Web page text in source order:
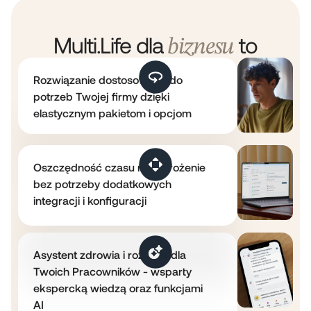
Danych Osobowych. Szczegółowe informacje o
przetwarzaniu Twoich danych osobowych znajdziesz w
Prywatności:
www.benefitsystems.pl/polityka-prywatnosci
Multi.Life dlabiznesu to
Rozwiązanie dostosowane do
potrzeb Twojej firmy dzięki
elastycznym pakietom i opcjom
Oszczędność czasu na wdrożenie
bez potrzeby dodatkowych
integracji i konfiguracji
Asystent zdrowia i rozwoju dla
Twoich Pracowników - wsparty
ekspercką wiedzą oraz funkcjami
AI